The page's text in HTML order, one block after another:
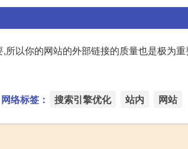
以你的网站的外部链接的质量也是极为
网络标签： 搜索引擎优化 站内 网站